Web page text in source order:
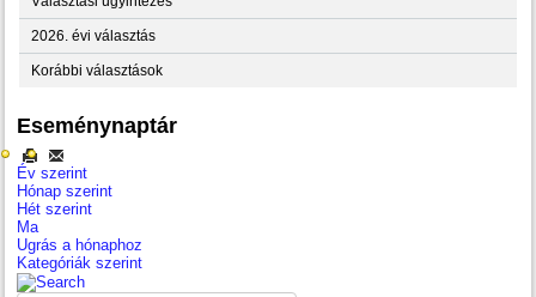
2026. évi választás
Korábbi választások
Eseménynaptár
Év szerint
Hónap szerint
Hét szerint
Ma
Ugrás a hónaphoz
Kategóriák szerint